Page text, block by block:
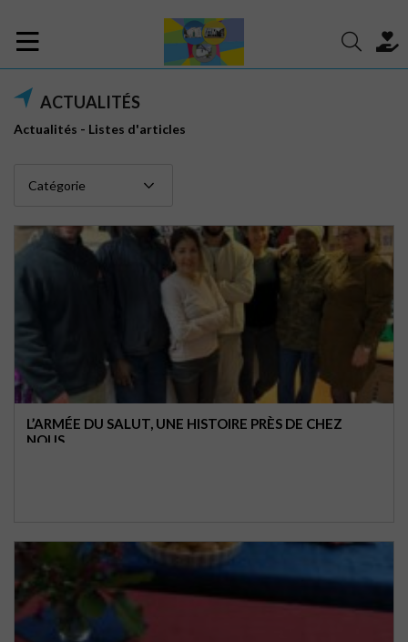
ACTUALITÉS
Actualités - Listes d'articles
L’ARMÉE DU SALUT, UNE HISTOIRE PRÈS DE CHEZ
NOUS